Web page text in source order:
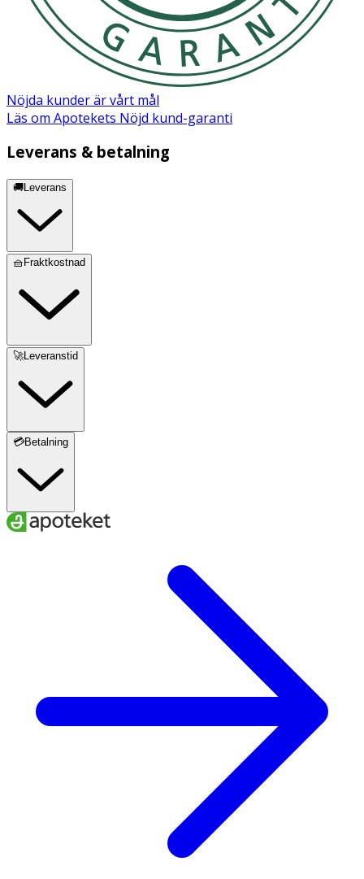
Nöjda kunder är vårt mål
Läs om Apotekets Nöjd kund-garanti
Leverans & betalning
🚚Leverans
🧺Fraktkostnad
🚀Leveranstid
💳Betalning